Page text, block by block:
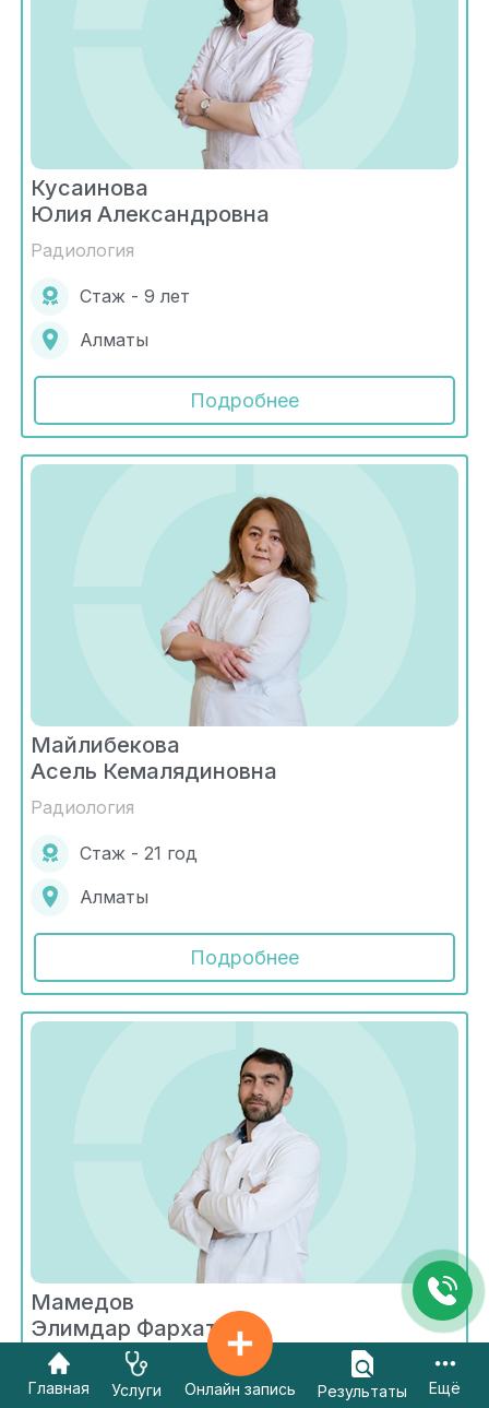
Кусаинова
Юлия Александровна
Радиология
Стаж - 9 лет
Алматы
Подробнее
Майлибекова
Асель Кемалядиновна
Радиология
Стаж - 21 год
Алматы
Подробнее
Мамедов
Элимдар Фархатулы
Радиология
Главная Услуги Онлайн запись Результаты Ещё